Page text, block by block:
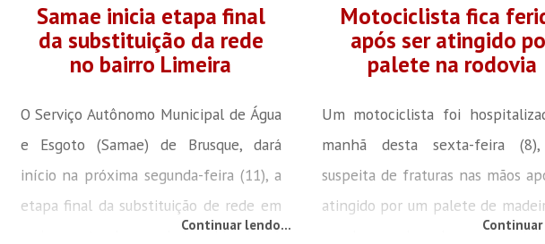
Samae inicia etapa final
da substituição da rede
no bairro Limeira
O Serviço Autônomo Municipal de Água
e Esgoto (Samae) de Brusque, dará
início na próxima segunda-feira (11), a
etapa final da substituição de rede em
mais um trecho no bairro Limeira. A
Continuar lendo...
Motociclista fica
após ser atingido
palete na rodovia
Um motociclista foi
manhã desta sexta-feira
suspeita de fraturas nas mãos
atingido por um palete de
se desprendeu de um